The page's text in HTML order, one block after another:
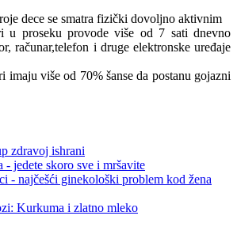
dece se smatra fizički dovoljno aktivnim
u proseku provode više od 7 sati dnevno
računar,telefon i druge elektronske uređaje
imaju više od 70% šanse da postanu gojazni
zdravoj ishrani
- jedete skoro sve i mršavite
- najčešći ginekološki problem kod žena
Kurkuma i zlatno mleko